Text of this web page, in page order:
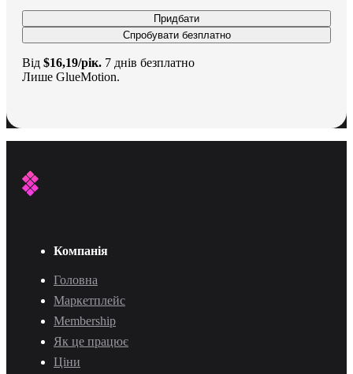
Придбати
Спробувати безплатно
Від $16,19/рік. 7 днів безплатно
Лише GlueMotion.
Компанія
Головна
Маркетплейс
Membership
Як це працює
Ціни